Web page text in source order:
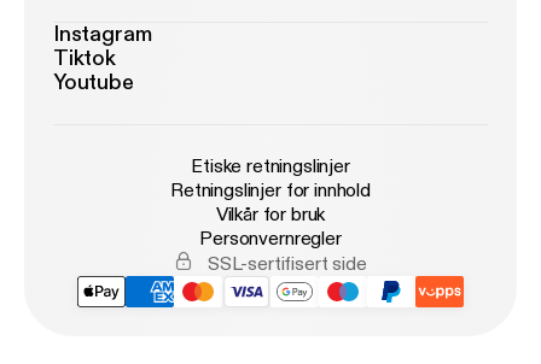
Instagram
Tiktok
Youtube
Etiske retningslinjer
Retningslinjer for innhold
Vilkår for bruk
Personvernregler
SSL-sertifisert side